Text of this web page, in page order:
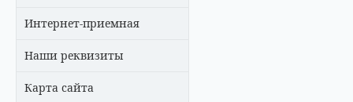
Интернет-приемная
Наши реквизиты
Карта сайта